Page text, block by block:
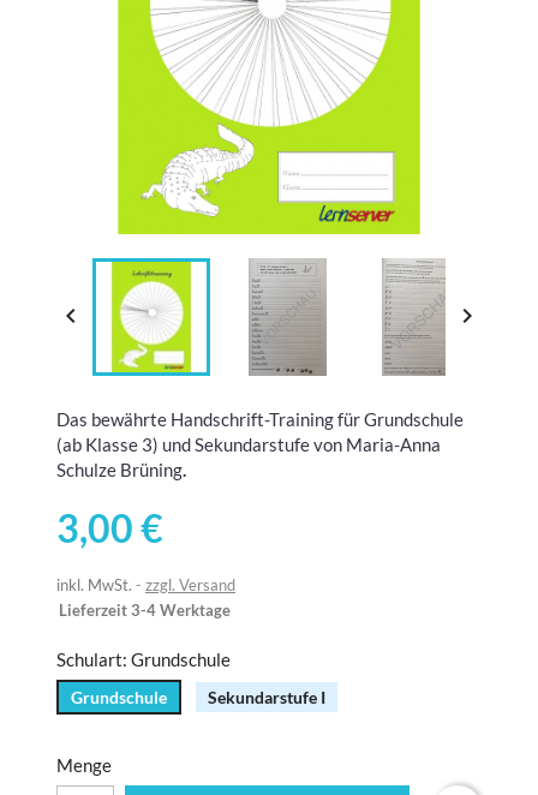
 
Das bewährte Handschrift-Training für Grundschule
(ab Klasse 3) und Sekundarstufe von Maria-Anna
Schulze Brüning.
3,00 €
inkl. MwSt.
zzgl. Versand
Lieferzeit 3-4 Werktage
Schulart: Grundschule
Grundschule Sekundarstufe I
Menge